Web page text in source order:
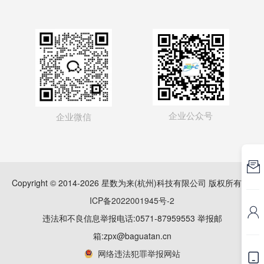
企业微信 企业公众号
Copyright © 2014-2026 星数为来(杭州)科技有限公司 版权所有
ICP备2022001945号-2
违法和不良信息举报电话:0571-87959553 举报邮
箱:zpx@baguatan.cn
网络违法犯罪举报网站


